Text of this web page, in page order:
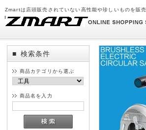
Zmartは店頭販売されていない高性能や珍しいものを販売
■ 検索条件
商品カテゴリから選ぶ
商品名を入力